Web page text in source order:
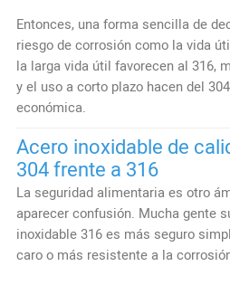
Entonces, una forma sencilla de
riesgo de corrosión como la vida
la larga vida útil favorecen al 316,
y el uso a corto plazo hacen del
económica.
Acero inoxidable de
304 frente a 316
La seguridad alimentaria es otro
aparecer confusión. Mucha gente
inoxidable 316 es más seguro
caro o más resistente a la